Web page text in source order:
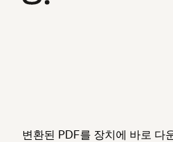
변환된 PDF를 장치에 바로 다